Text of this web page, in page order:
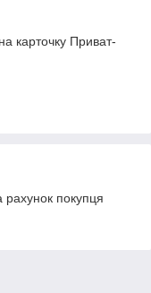
карточку Приват-
рахунок покупця